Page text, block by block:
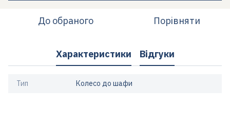
До обраного Порівняти
Характеристики Відгуки
Тип Колесо до шафи